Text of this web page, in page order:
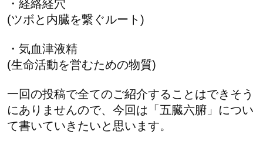
・経絡経穴
(ツボと内臓を繋ぐルート)
・気血津液精
(生命活動を営むための物質)
一回の投稿で全てのご紹介することはできそう
にありませんので、今回は「五臓六腑」につい
て書いていきたいと思います。